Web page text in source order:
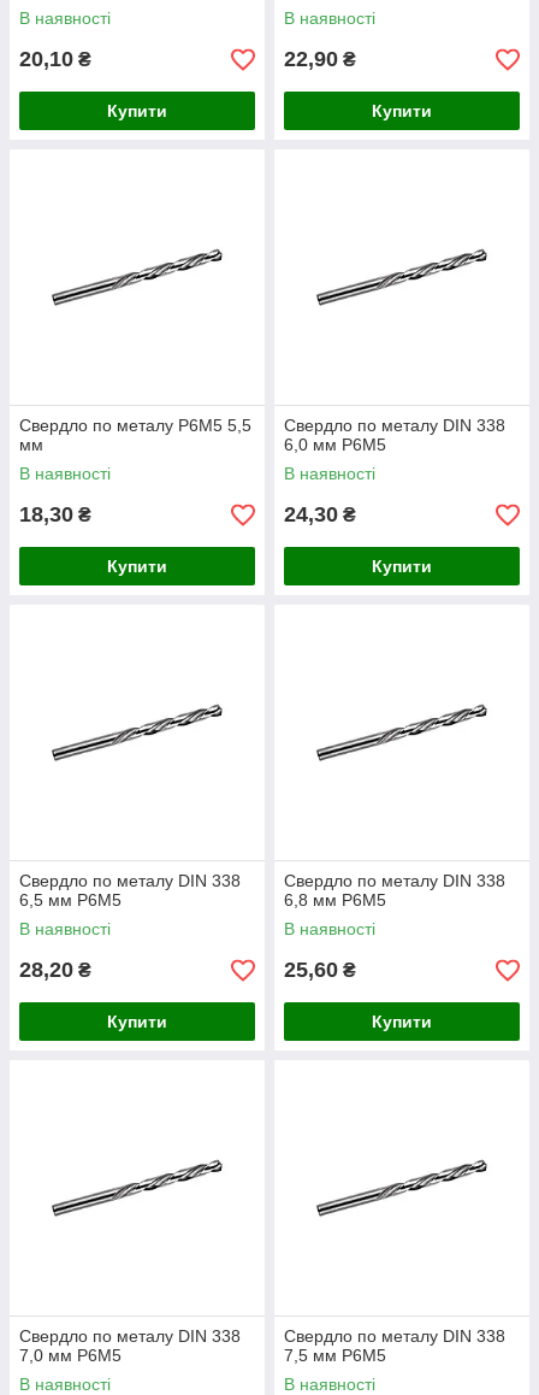
В наявності
20,10 ₴
Купити
В наявності
22,90 ₴
Купити
Свердло по металу P6M5 5,5
мм
В наявності
18,30 ₴
Купити
Свердло по металу DIN 338
6,0 мм P6M5
В наявності
24,30 ₴
Купити
Свердло по металу DIN 338
6,5 мм P6M5
В наявності
28,20 ₴
Купити
Свердло по металу DIN 338
6,8 мм P6M5
В наявності
25,60 ₴
Купити
Свердло по металу DIN 338
7,0 мм P6M5
В наявності
Свердло по металу DIN 338
7,5 мм P6M5
В наявності